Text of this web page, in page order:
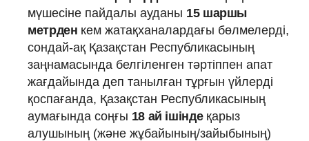
мүшесіне пайдалы ауданы 15 шаршы
метрден кем жатақханалардағы бөлмелерді,
сондай-ақ Қазақстан Республикасының
заңнамасында белгіленген тәртіппен апат
жағдайында деп танылған тұрғын үйлерді
қоспағанда, Қазақстан Республикасының
аумағында соңғы 18 ай ішіндеқарыз
алушының (және жұбайының/зайыбының)